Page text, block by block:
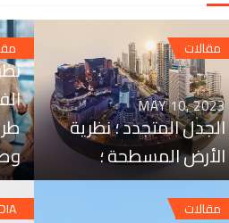
مقالات
MAY 10, 2023
الجدل المتجدد ؛ نظرية
الأرض المسطحة ؛
مقالات